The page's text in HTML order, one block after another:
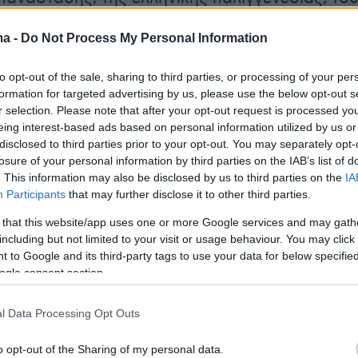
- Do Not Process My Personal Information
opt-out of the sale, sharing to third parties, or processing of your
for targeted advertising by us, please use the below opt-out
selection. Please note that after your opt-out request is processed
interest-based ads based on personal information utilized by us
to third parties prior to your opt-out. You may separately
of your personal information by third parties on the IAB’s list of
This information may also be disclosed by us to third parties on the
Participants that may further disclose it to other third parties.
that this website/app uses one or more Google services and may
but not limited to your visit or usage behaviour. You may
to Google and its third-party tags to use your data for below
consent section.
Data Processing Opt Outs
opt-out of the Sharing of my personal data.
για να θυμηθούμε όχι μόνο όλους
εμείς, αντλώντας από το θάρρος, τη
το μεγαλείο της ψυχής του αγώνα τους».
τις θυσίες ενός έθνους που χάραξε το
αγώνα κατά της τυραννίας. Η 25η Μαρτίου
γιορτή της Ελλάδος και μεγάλη γιορτή της
πρόσθεσε μεταξύ άλλων ο κ. Κούτρας.